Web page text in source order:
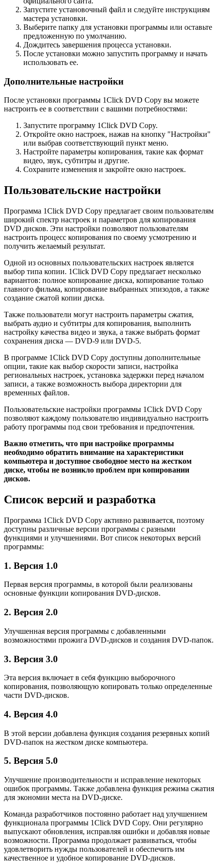
Запустите установочный файл и следуйте инструкциям
мастера установки.
Выберите папку для установки программы или оставьте
предложенную по умолчанию.
Дождитесь завершения процесса установки.
После установки можно запустить программу и начать
использовать ее.
Дополнительные настройки
После установки программы 1Click DVD Copy вы можете
настроить ее в соответствии с вашими потребностями:
Запустите программу 1Click DVD Copy.
Откройте окно настроек, нажав на кнопку "Настройки"
или выбрав соответствующий пункт меню.
Настройте параметры копирования, такие как формат
видео, звук, субтитры и другие.
Сохраните изменения и закройте окно настроек.
Пользовательские настройки
Программа 1Click DVD Copy предлагает своим пользователям
широкий спектр настроек и параметров для копирования
DVD дисков. Эти настройки позволяют пользователям
настроить процесс копирования по своему усмотрению и
получить желаемый результат.
Одной из основных пользовательских настроек является
выбор типа копии. 1Click DVD Copy предлагает несколько
вариантов: полное копирование диска, копирование только
главного фильма, копирование выбранных эпизодов, а также
создание сжатой копии диска.
Также пользователи могут настроить параметры сжатия,
выбрать аудио и субтитры для копирования, выполнить
настройку качества видео и звука, а также выбрать формат
сохранения диска — DVD-9 или DVD-5.
В программе 1Click DVD Copy доступны дополнительные
опции, такие как выбор скорости записи, настройка
региональных настроек, установка задержки перед началом
записи, а также возможность выбора директории для
временных файлов.
Пользовательские настройки программы 1Click DVD Copy
позволяют каждому пользователю индивидуально настроить
работу программы под свои требования и предпочтения.
Важно отметить, что при настройке программы
необходимо обратить внимание на характеристики
компьютера и доступное свободное место на жестком
диске, чтобы не возникло проблем при копировании
дисков.
Список версий и разработка
Программа 1Click DVD Copy активно развивается, поэтому
доступны различные версии программы с разными
функциями и улучшениями. Вот список некоторых версий
программы:
1. Версия 1.0
Первая версия программы, в которой были реализованы
основные функции копирования DVD-дисков.
2. Версия 2.0
Улучшенная версия программы с добавленными
возможностями прожига DVD-дисков и создания DVD-папок.
3. Версия 3.0
Эта версия включает в себя функцию выборочного
копирования, позволяющую копировать только определенные
части DVD-дисков.
4. Версия 4.0
В этой версии добавлена функция создания резервных копий
DVD-папок на жестком диске компьютера.
5. Версия 5.0
Улучшение производительности и исправление некоторых
ошибок программы. Также добавлена функция режима сжатия
для экономии места на DVD-диске.
Команда разработчиков постоянно работает над улучшением
функционала программы 1Click DVD Copy. Они регулярно
выпускают обновления, исправляя ошибки и добавляя новые
возможности. Программа продолжает развиваться, чтобы
удовлетворить нужды пользователей и обеспечить им
качественное и удобное копирование DVD-дисков.